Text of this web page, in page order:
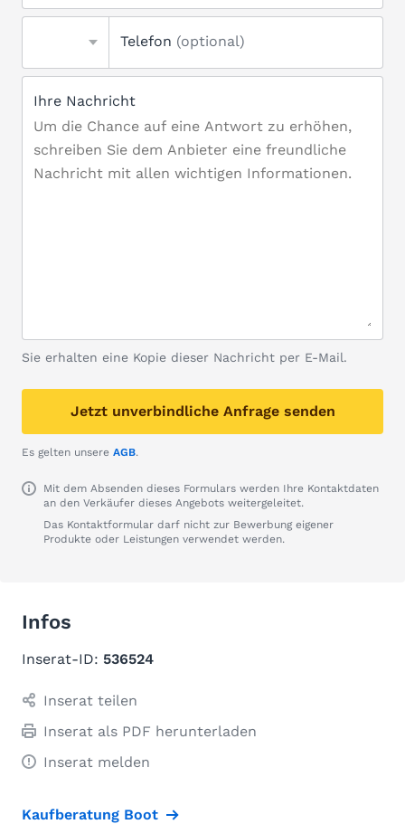
Telefon (optional)
Ihre Nachricht
Sie erhalten eine Kopie dieser Nachricht per E-Mail.
Jetzt unverbindliche Anfrage senden
Es gelten unsere AGB.
Mit dem Absenden dieses Formulars werden Ihre Kontaktdaten
an den Verkäufer dieses Angebots weitergeleitet.
Das Kontaktformular darf nicht zur Bewerbung eigener
Produkte oder Leistungen verwendet werden.
Infos
Inserat-ID: 536524
Inserat teilen
Inserat als PDF herunterladen
Inserat melden
Kaufberatung Boot